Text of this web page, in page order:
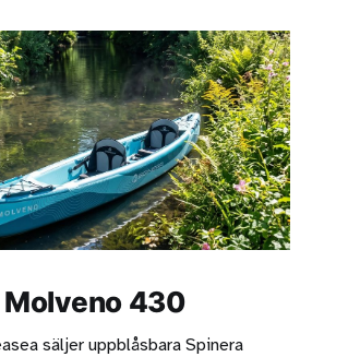
Molveno 430
säljer uppblåsbara Spinera